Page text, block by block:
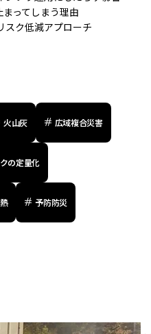
ってしまう理由
スク低減アプローチ
火山灰 広域複合災害
の定量化
予防防災